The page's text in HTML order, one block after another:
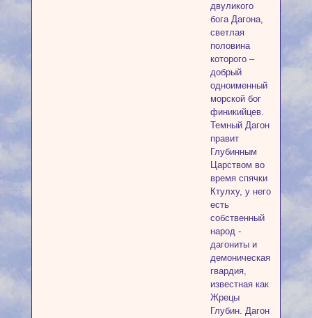
двуликого
бога Дагона,
светлая
половина
которого –
добрый
одноименный
морской бог
финикийцев.
Темный Дагон
правит
Глубинным
Царством во
время спячки
Ктулху, у него
есть
собственный
народ -
дагониты и
демоническая
гвардия,
известная как
Жрецы
Глубин. Дагон